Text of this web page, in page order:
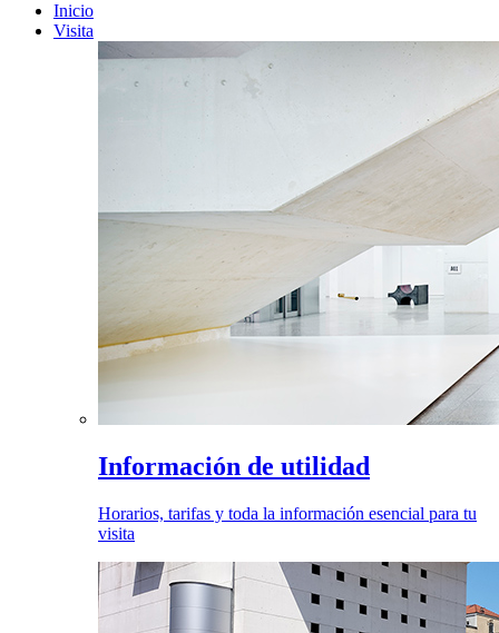
Inicio
Visita
Información de utilidad
Horarios, tarifas y toda la información esencial para tu
visita